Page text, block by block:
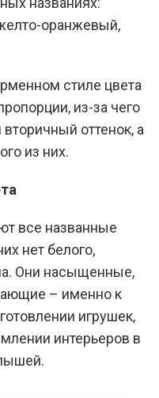
оранжевый,
стиле цвета
из-за чего
оттенок, а
из них.
все названные
нет белого,
Они насыщенные,
– именно к
игрушек,
интерьеров в